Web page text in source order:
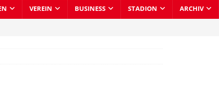
VEREIN BUSINESS STADION ARCHIV